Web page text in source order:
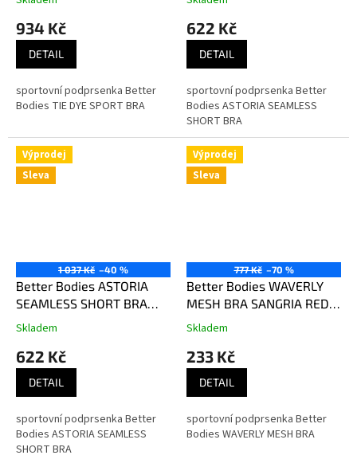
934 Kč
DETAIL
sportovní podprsenka Better
Bodies TIE DYE SPORT BRA
Better Bodies červená
622 Kč
DETAIL
sportovní podprsenka Better
Bodies ASTORIA SEAMLESS
SHORT BRA
Výprodej
Sleva
1 037 Kč –40 %
Better Bodies ASTORIA
SEAMLESS SHORT BRA
TEAL GREEN – sportovní
zelenomodrá
Skladem
622 Kč
DETAIL
sportovní podprsenka Better
Bodies ASTORIA SEAMLESS
SHORT BRA
Výprodej
Sleva
777 Kč –70 %
Better Bodies WAVERLY
MESH BRA SANGRIA RED –
sportovní podprsenka
červená
Skladem
233 Kč
DETAIL
sportovní podprsenka Better
Bodies WAVERLY MESH BRA